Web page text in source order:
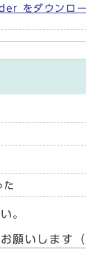
をダウンロー
た
。
願いします